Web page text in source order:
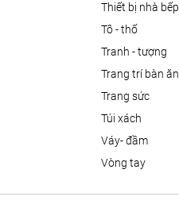
thiết bị nhà bếp
tô - thố
tranh - tượng
trang trí bàn ăn
trang sức
túi xách
váy- đầm
vòng tay